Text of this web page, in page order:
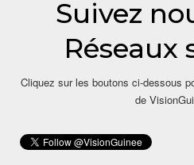
LAISSER UN COMMENTAIRE
Suivez
Réseaux
Cliquez sur les boutons ci-dessous
de